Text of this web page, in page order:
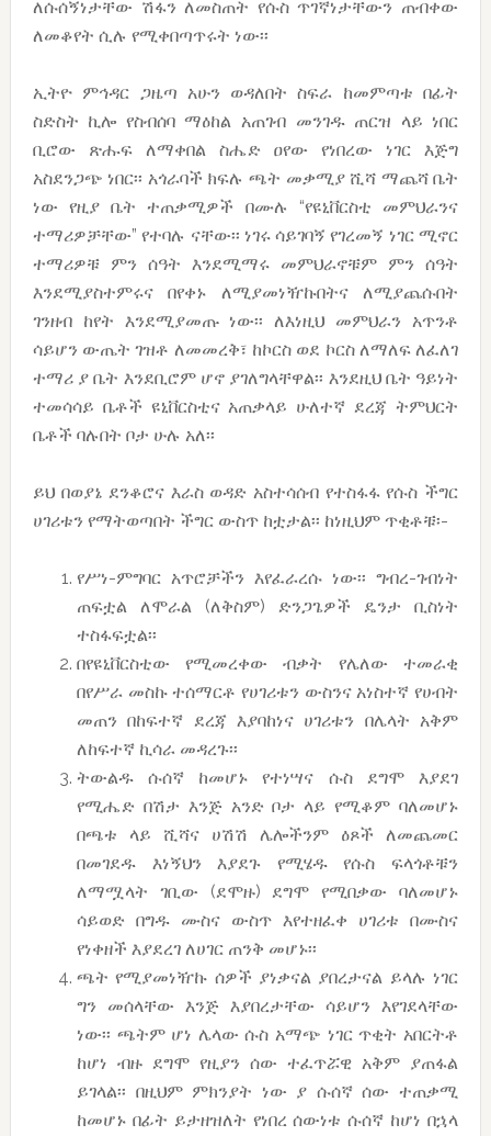
ለሱሰኝነታቸው ሽፋን ለመስጠት የሱስ ጥገኛነታቸውን ጠብቀው
ለመቆየት ሲሉ የሚቀበጣጥሩት ነው፡፡
ኢትዮ ምኅዳር ጋዜጣ አሁን ወዳለበት ስፍራ ከመምጣቱ በፊት
ስድስት ኪሎ የስብሰባ ማዕከል አጠገብ መንገዱ ጠርዝ ላይ ነበር
ቢሮው ጽሑፍ ለማቀበል ስሔድ ዐየው የነበረው ነገር እጅግ
አስደንጋጭ ነበር፡፡ አጎራባች ክፍሉ ጫት መቃሚያ ሺሻ ማጨሻ ቤት
ነው የዚያ ቤት ተጠቃሚዎች በሙሉ “የዩኒቨርስቲ መምህራንና
ተማሪዎቻቸው” የተባሉ ናቸው፡፡ ነገሩ ሳይገባኝ የገረመኝ ነገር ሚኖር
ተማሪዎቹ ምን ሰዓት እንደሚማሩ መምህራኖቹም ምን ሰዓት
እንደሚያስተምሩና በየቀኑ ለሚያመነዥኩበትና ለሚያጨሱበት
ገንዘብ ከየት እንደሚያመጡ ነው፡፡ ለእነዚህ መምህራን አጥንቶ
ሳይሆን ውጤት ገዝቶ ለመመረቅ፣ ከኮርስ ወደ ኮርስ ለማለፍ ለፈለገ
ተማሪ ያ ቤት እንደቢሮም ሆኖ ያገለግላቸዋል፡፡ እንደዚህ ቤት ዓይነት
ተመሳሳይ ቤቶች ዩኒቨርስቲና አጠቃላይ ሁለተኛ ደረጃ ትምህርት
ቤቶች ባሉበት ቦታ ሁሉ አለ፡፡
ይህ በወያኔ ደንቆሮና እራስ ወዳድ አስተሳሰብ የተስፋፋ የሱስ ችግር
ሀገሪቱን የማትወጣበት ችግር ውስጥ ከቷታል፡፡ ከነዚህም ጥቂቶቹ፡-
የሥነ-ምግባር አጥሮቻችን እየፈራረሱ ነው፡፡ ግብረ-ገብነት
ጠፍቷል ለሞራል (ለቅስም) ድንጋጌዎች ዴንታ ቢስነት
ተስፋፍቷል፡፡
በየዩኒቨርስቲው የሚመረቀው ብቃት የሌለው ተመራቂ
በየሥራ መስኩ ተሰማርቶ የሀገሪቱን ውስንና አነስተኛ የሀብት
መጠን በከፍተኛ ደረጃ እያባከነና ሀገሪቱን በሌላት አቅም
ለከፍተኛ ኪሳራ መዳረጉ፡፡
ትውልዱ ሱሰኛ ከመሆኑ የተነሣና ሱስ ደግሞ እያደገ
የሚሔድ በሽታ እንጅ አንድ ቦታ ላይ የሚቆም ባለመሆኑ
በጫቱ ላይ ሺሻና ሀሽሽ ሌሎችንም ዕጾች ለመጨመር
በመገደዱ እነኝህን እያደጉ የሚሄዱ የሱስ ፍላጎቶቹን
ለማሟላት ገቢው (ደሞዙ) ደግሞ የሚበቃው ባለመሆኑ
ሳይወድ በግዱ ሙስና ውስጥ እየተዘፈቀ ሀገሪቱ በሙስና
የነቀዘች እያደረገ ለሀገር ጠንቅ መሆኑ፡፡
ጫት የሚያመነዥኩ ሰዎች ያነቃናል ያበረታናል ይላሉ ነገር
ግን መሰላቸው እንጅ እያበረታቸው ሳይሆን እየገደላቸው
ነው፡፡ ጫትም ሆነ ሌላው ሱስ አማጭ ነገር ጥቂት አበርትቶ
ከሆነ ብዙ ደግሞ የዚያን ሰው ተፈጥሯዊ አቅም ያጠፋል
ይገላል፡፡ በዚህም ምክንያት ነው ያ ሱሰኛ ሰው ተጠቃሚ
ከመሆኑ በፊት ይታዘዝለት የነበረ ሰውነቱ ሱሰኛ ከሆነ በኋላ